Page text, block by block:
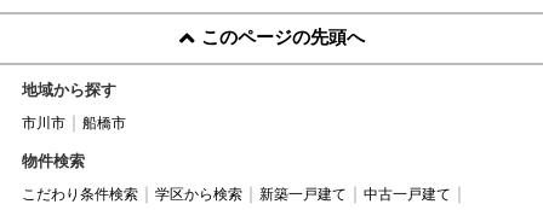
このページの先頭へ
地域から探す
市川市 船橋市
物件検索
こだわり条件検索 学区から検索 新築一戸建て
中古一戸建て